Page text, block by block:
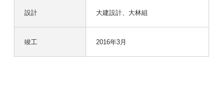
設計 大建設計、大林組
竣工 2016年3月